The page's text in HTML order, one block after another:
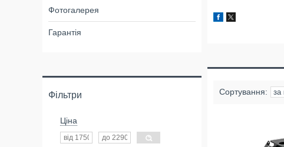
Фотогалерея
Гарантія
Фільтри
Ціна